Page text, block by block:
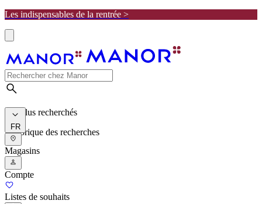
Les indispensables de la rentrée >
Les plus recherchés
Historique des recherches
FR
Magasins
Compte
Listes de souhaits